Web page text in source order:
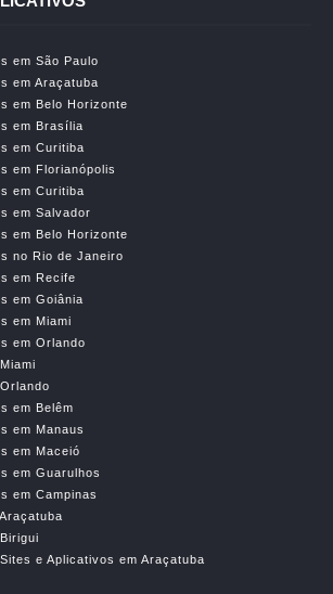
em São Paulo
em Araçatuba
em Belo Horizonte
em Brasília
em Curitiba
em Florianópolis
em Curitiba
em Salvador
em Belo Horizonte
no Rio de Janeiro
em Recife
em Goiânia
em Miami
em Orlando
em Belêm
em Manaus
em Maceió
em Guarulhos
em Campinas
e Aplicativos em Araçatuba